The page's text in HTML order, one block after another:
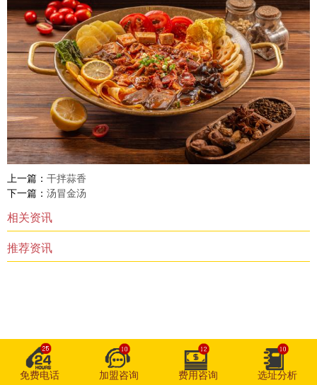
上一篇： 干拌蒜香
下一篇： 汤冒金汤
相关资讯
推荐资讯
免费电话 加盟咨询 费用咨询 选址分析